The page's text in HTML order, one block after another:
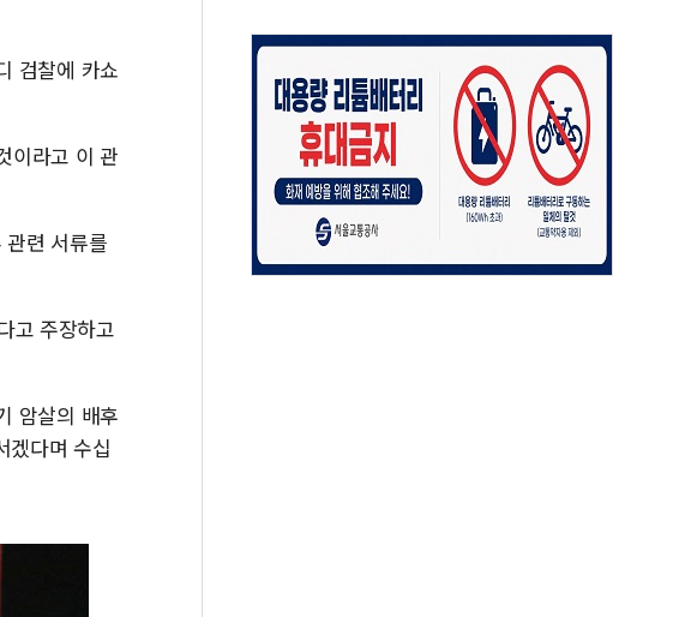
검찰에 카쇼
이라고 이 관
련 서류를
고 주장하고
암살의 배후
겠다며 수십